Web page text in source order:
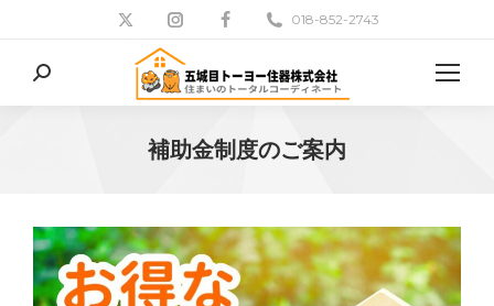
018-852-2743
検
索:
補助金制度のご案内